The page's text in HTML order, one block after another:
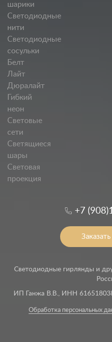
шарики
Светодиодные
нити
Светодиодные
сосульки
Белт
Лайт
Дюралайт
Гибкий
неон
Световые
сети
Светящиеся
шары
Световая
проекция
+7
Светодиодные гирлянды и
ИП Ганжа В.В., ИНН
Обработка персональных